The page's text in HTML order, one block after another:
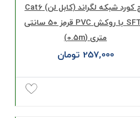
پچ کورد شبکه لگراند (کابل لن) Cat6
SFTP با روکش PVC قرمز 50 سانتی
متری (0.5m)
257,000 تومان